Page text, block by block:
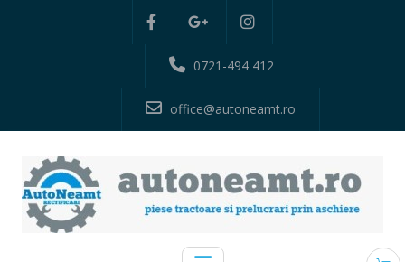
0721-494 412
office@autoneamt.ro